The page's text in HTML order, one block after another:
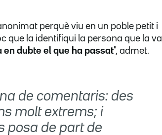
perquè viu en un poble petit i
que la identifiqui la persona que la va
en dubte el que ha passat", admet.
de comentaris: des
molt extrems; i
posa de part de